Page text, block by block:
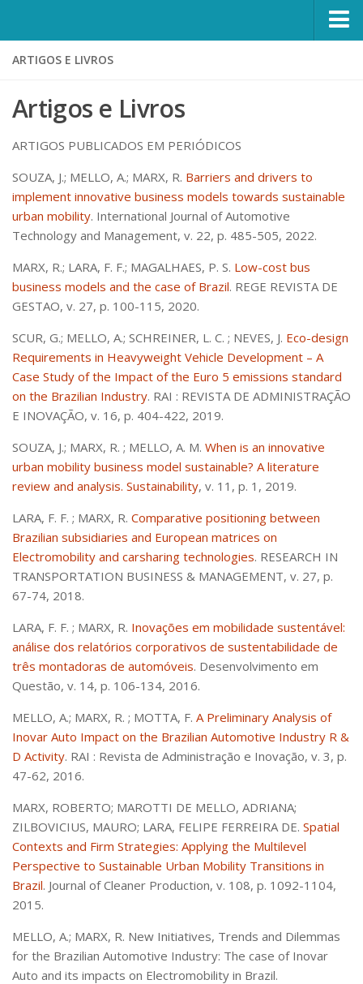
MobiLab
Objetivos
Equipe
Pesquisadores
Alunos
Saiu na Midia
Projetos
Finalizados
Em Andamento
Produtos
Publicações
Artigos e Livros
Dissertações e Teses
ARTIGOS E LIVROS
Artigos e Livros
ARTIGOS PUBLICADOS EM PERIÓDICOS
SOUZA, J.; MELLO, A.; MARX, R. Barriers and drivers to
implement innovative business models towards sustainable
urban mobility. International Journal of Automotive
Technology and Management, v. 22, p. 485-505, 2022.
MARX, R.; LARA, F. F.; MAGALHAES, P. S. Low-cost bus
business models and the case of Brazil. REGE REVISTA DE
GESTAO, v. 27, p. 100-115, 2020.
SCUR, G.; MELLO, A.; SCHREINER, L. C. ; NEVES, J. Eco-design
Requirements in Heavyweight Vehicle Development – A
Case Study of the Impact of the Euro 5 emissions standard
on the Brazilian Industry. RAI : REVISTA DE ADMINISTRAÇÃO
E INOVAÇÃO, v. 16, p. 404-422, 2019.
SOUZA, J.; MARX, R. ; MELLO, A. M. When is an innovative
urban mobility business model sustainable? A literature
review and analysis. Sustainability, v. 11, p. 1, 2019.
LARA, F. F. ; MARX, R. Comparative positioning between
Brazilian subsidiaries and European matrices on
Electromobility and carsharing technologies. RESEARCH IN
TRANSPORTATION BUSINESS & MANAGEMENT, v. 27, p.
67-74, 2018.
LARA, F. F. ; MARX, R. Inovações em mobilidade sustentável:
análise dos relatórios corporativos de sustentabilidade de
três montadoras de automóveis. Desenvolvimento em
Questão, v. 14, p. 106-134, 2016.
MELLO, A.; MARX, R. ; MOTTA, F. A Preliminary Analysis of
Inovar Auto Impact on the Brazilian Automotive Industry R &
D Activity. RAI : Revista de Administração e Inovação, v. 3, p.
47-62, 2016.
MARX, ROBERTO; MAROTTI DE MELLO, ADRIANA;
ZILBOVICIUS, MAURO; LARA, FELIPE FERREIRA DE. Spatial
Contexts and Firm Strategies: Applying the Multilevel
Perspective to Sustainable Urban Mobility Transitions in
Brazil. Journal of Cleaner Production, v. 108, p. 1092-1104,
2015.
MELLO, A.; MARX, R. New Initiatives, Trends and Dilemmas
for the Brazilian Automotive Industry: The case of Inovar
Auto and its impacts on Electromobility in Brazil.